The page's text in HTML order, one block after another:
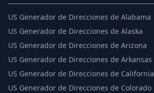
US Generador de Direcciones de Alabama
US Generador de Direcciones de Alaska
US Generador de Direcciones de Arizona
US Generador de Direcciones de Arkansas
US Generador de Direcciones de California
US Generador de Direcciones de Colorado